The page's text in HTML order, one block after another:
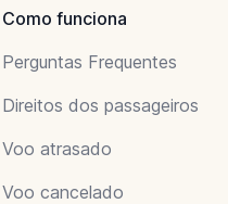
Como funciona
Perguntas Frequentes
Direitos dos passageiros
Voo atrasado
Voo cancelado